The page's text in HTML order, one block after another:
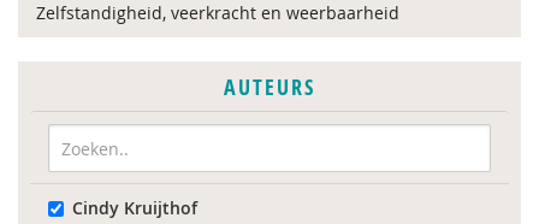
Zelfstandigheid, veerkracht en weerbaarheid
AUTEURS
Cindy Kruijthof